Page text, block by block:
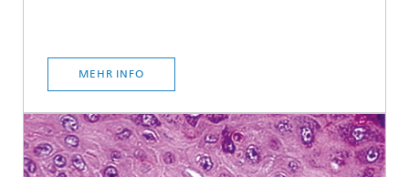
MEHR INFO